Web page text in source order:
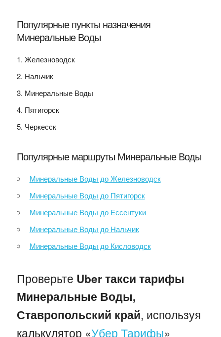
Популярные пункты назначения
Минеральные Воды
Железноводск
Нальчик
Минеральные Воды
Пятигорск
Черкесск
Популярные маршруты Минеральные Воды
Минеральные Воды до Железноводск
Минеральные Воды до Пятигорск
Минеральные Воды до Ессентуки
Минеральные Воды до Нальчик
Минеральные Воды до Кисловодск
Проверьте Uber такси тарифы
Минеральные Воды,
Ставропольский край, используя
калькулятор «Убер Тарифы»